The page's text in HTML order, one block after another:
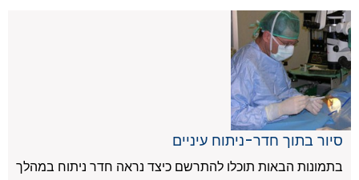
סיור בתוך חדר-ניתוח עיניים
בתמונות הבאות תוכלו להתרשם כיצד נראה חדר ניתוח במהלך